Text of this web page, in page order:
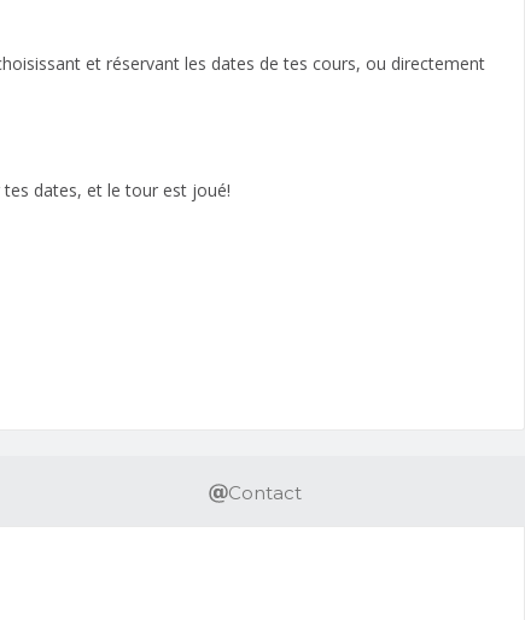
et réservant les dates de tes cours, ou directement
tes dates, et le tour est joué!
Contact